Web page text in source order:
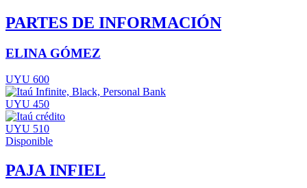
PARTES DE INFORMACIÓN
ELINA GÓMEZ
UYU 600
UYU 450
UYU 510
Disponible
PAJA INFIEL